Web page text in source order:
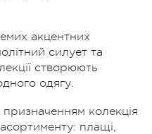
акцентних
силует та
створюють
одягу.
колекція
плащі,